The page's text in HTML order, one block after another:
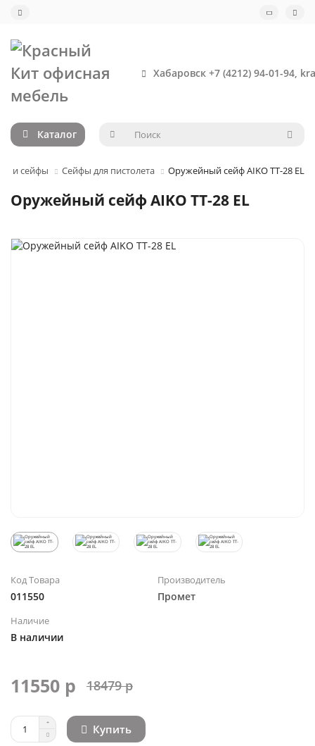
Хабаровск +7 (4212) 94-01-94,
Каталог
и сейфы Сейфы для пистолета Оружейный сейф AIKO TT-28 EL
Оружейный сейф AIKO TT-28 EL
Код Товара
011550
Производитель
Промет
Наличие
В наличии
11550 р 18479 р
Купить